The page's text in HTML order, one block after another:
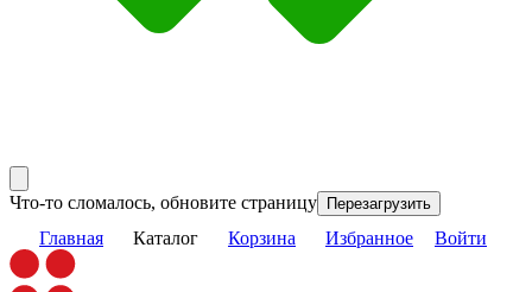
Что-то сломалось, обновите страницу Перезагрузить
Главная Каталог Корзина Избранное Войти